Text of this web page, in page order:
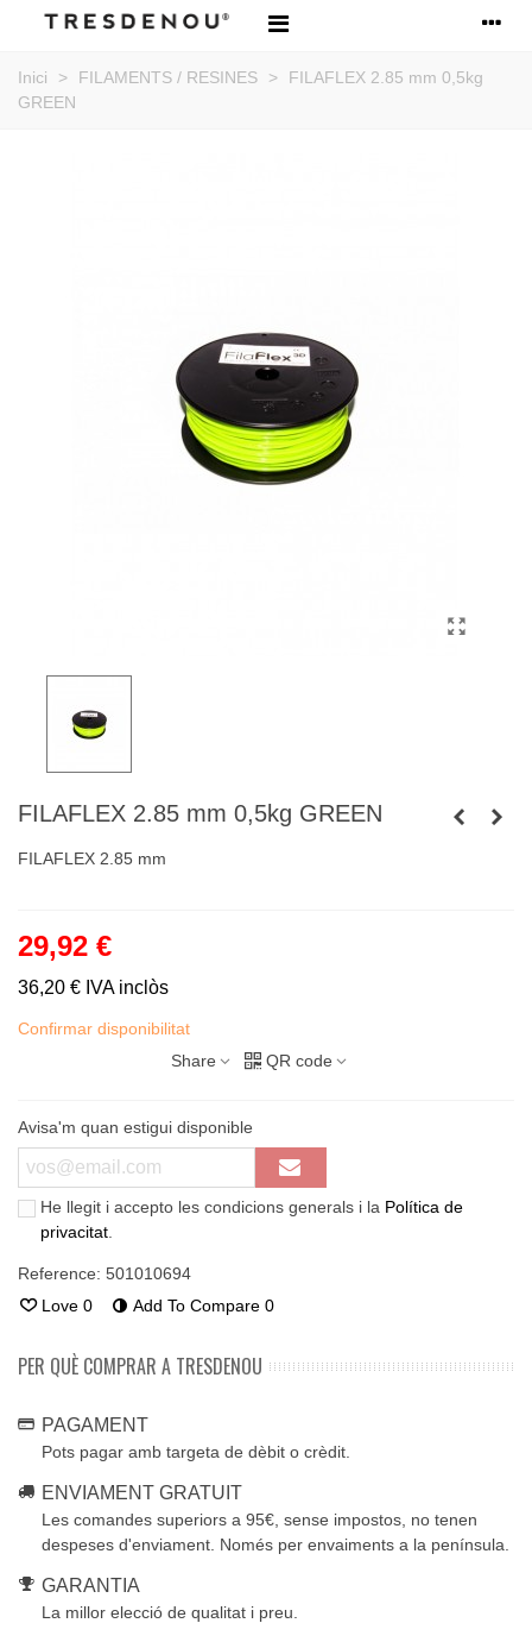
Inici > FILAMENTS / RESINES >
FILAFLEX 2.85 mm 0,5kg
GREEN
FILAFLEX 2.85 mm 0,5kg GREEN
FILAFLEX 2.85 mm
29,92 €
36,20 € IVA inclòs
Confirmar disponibilitat
Share
QR code
Avisa'm quan estigui disponible
He llegit i accepto les condicions generals i la Política de
privacitat
Reference: 501010694
Love 0 Add To Compare 0
PER QUÈ COMPRAR A TRESDENOU
PAGAMENT
Pots pagar amb targeta de dèbit o crèdit.
ENVIAMENT GRATUIT
Les comandes superiors a 95€, sense impostos, no tenen
despeses d'enviament. Només per envaiments a la península.
GARANTIA
La millor elecció de qualitat i preu.